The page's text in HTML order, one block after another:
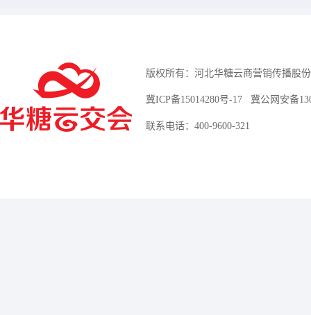
版权所有：河北华糖云商营销传播股
冀ICP备15014280号-17 冀公网安备
联系电话：400-9600-321